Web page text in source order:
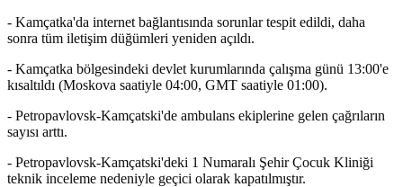
- Kamçatka'da internet bağlantısında sorunlar tespit edildi, daha
sonra tüm iletişim düğümleri yeniden açıldı.
- Kamçatka bölgesindeki devlet kurumlarında çalışma günü 13:00'e
kısaltıldı (Moskova saatiyle 04:00, GMT saatiyle 01:00).
- Petropavlovsk-Kamçatski'de ambulans ekiplerine gelen çağrıların
sayısı arttı.
- Petropavlovsk-Kamçatski'deki 1 Numaralı Şehir Çocuk Kliniği
teknik inceleme nedeniyle geçici olarak kapatılmıştır.